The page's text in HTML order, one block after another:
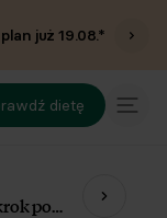
już19.08.*
dietę
po